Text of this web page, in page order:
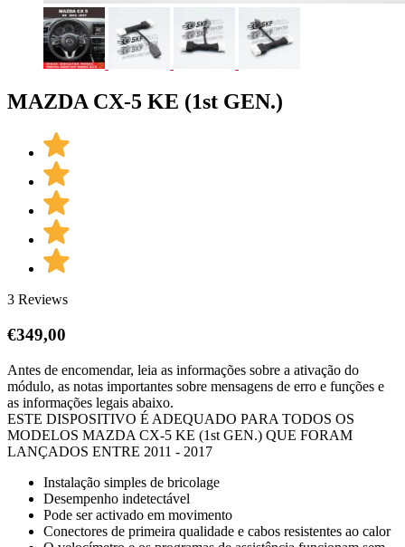
MAZDA CX-5 KE (1st GEN.)
3 Reviews
€349,00
Antes de encomendar, leia as informações sobre a ativação do
módulo, as notas importantes sobre mensagens de erro e funções e
as informações legais abaixo.
ESTE DISPOSITIVO É ADEQUADO PARA TODOS OS
MODELOS MAZDA CX-5 KE (1st GEN.) QUE FORAM
LANÇADOS ENTRE 2011 - 2017
Instalação simples de bricolage
Desempenho indetectável
Pode ser activado em movimento
Conectores de primeira qualidade e cabos resistentes ao calor